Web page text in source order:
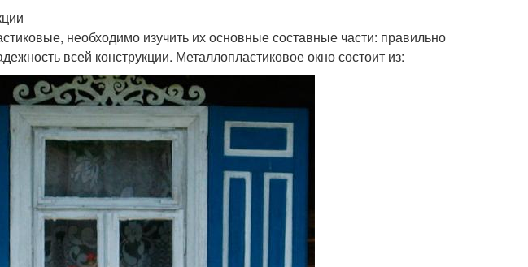
необходимо изучить их основные составные части: правильно
всей конструкции. Металлопластиковое окно состоит из: